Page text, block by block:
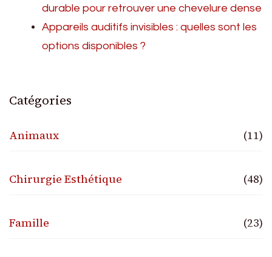
durable pour retrouver une chevelure dense
Appareils auditifs invisibles : quelles sont les
options disponibles ?
Catégories
Animaux (11)
Chirurgie Esthétique (48)
Famille (23)